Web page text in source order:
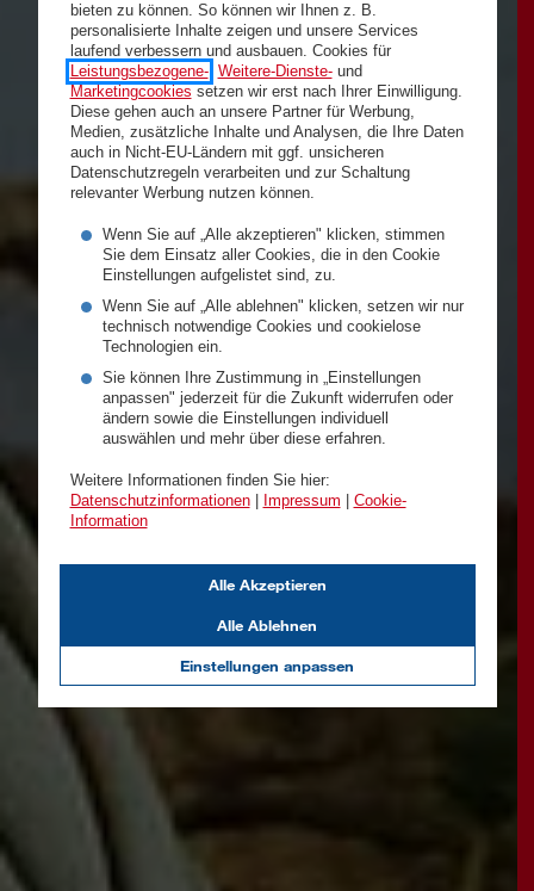
bieten zu können. So können wir Ihnen z. B.
personalisierte Inhalte zeigen und unsere Services
laufend verbessern und ausbauen. Cookies für
Leistungsbezogene-, Weitere-Dienste-und
Marketingcookies setzen wir erst nach Ihrer Einwilligung.
Diese gehen auch an unsere Partner für Werbung,
Medien, zusätzliche Inhalte und Analysen, die Ihre Daten
auch in Nicht-EU-Ländern mit ggf. unsicheren
Datenschutzregeln verarbeiten und zur Schaltung
relevanter Werbung nutzen können.
Wenn Sie auf „Alle akzeptieren" klicken, stimmen
Sie dem Einsatz aller Cookies, die in den Cookie
Einstellungen aufgelistet sind, zu.
Wenn Sie auf „Alle ablehnen" klicken, setzen wir nur
technisch notwendige Cookies und cookielose
Technologien ein.
Sie können Ihre Zustimmung in „Einstellungen
anpassen" jederzeit für die Zukunft widerrufen oder
ändern sowie die Einstellungen individuell
auswählen und mehr über diese erfahren.
Weitere Informationen finden Sie hier:
Datenschutzinformationen| Impressum
Cookie-
Information
Einstellungen anpassen
Alle Ablehnen
Alle Akzeptieren